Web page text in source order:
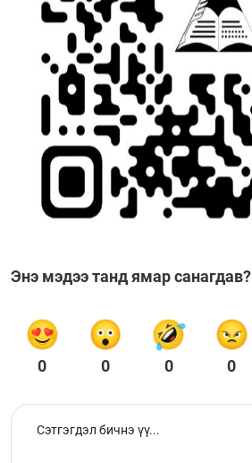
Энэ мэдээ танд ямар санагдав?
0 0 0 0